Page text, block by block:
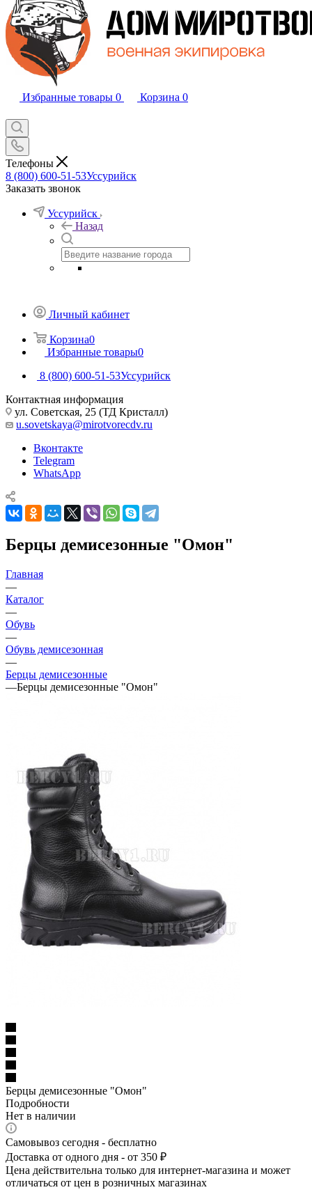
Избранные товары 0 Корзина 0
Телефоны
8 (800) 600-51-53Уссурийск
Заказать звонок
Уссурийск
Назад
Личный кабинет
Корзина0
Избранные товары0
8 (800) 600-51-53Уссурийск
Контактная информация
ул. Советская, 25 (ТД Кристалл)
u.sovetskaya@mirotvorecdv.ru
Вконтакте
Telegram
WhatsApp
Берцы демисезонные "Омон"
Главная
—
Каталог
—
Обувь
—
Обувь демисезонная
—
Берцы демисезонные
—Берцы демисезонные "Омон"
Берцы демисезонные "Омон"
Подробности
Нет в наличии
Самовывоз сегодня - бесплатно
Доставка от одного дня - от 350 ₽
Цена действительна только для интернет-магазина и может
отличаться от цен в розничных магазинах